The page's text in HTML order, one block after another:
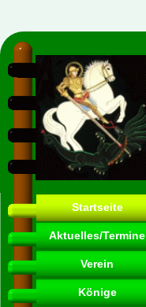
Startseite
Aktuelles/Termine
Verein
Könige